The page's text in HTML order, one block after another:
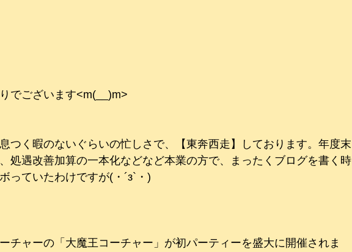
でございます<m(__)m>
つく暇のないぐらいの忙しさで、【東奔西走】しております。年度末
処遇改善加算の一本化などなど本業の方で、まったくブログを書く時
っていたわけですが(・´з`・)
チャーの「大魔王コーチャー」が初パーティーを盛大に開催されま